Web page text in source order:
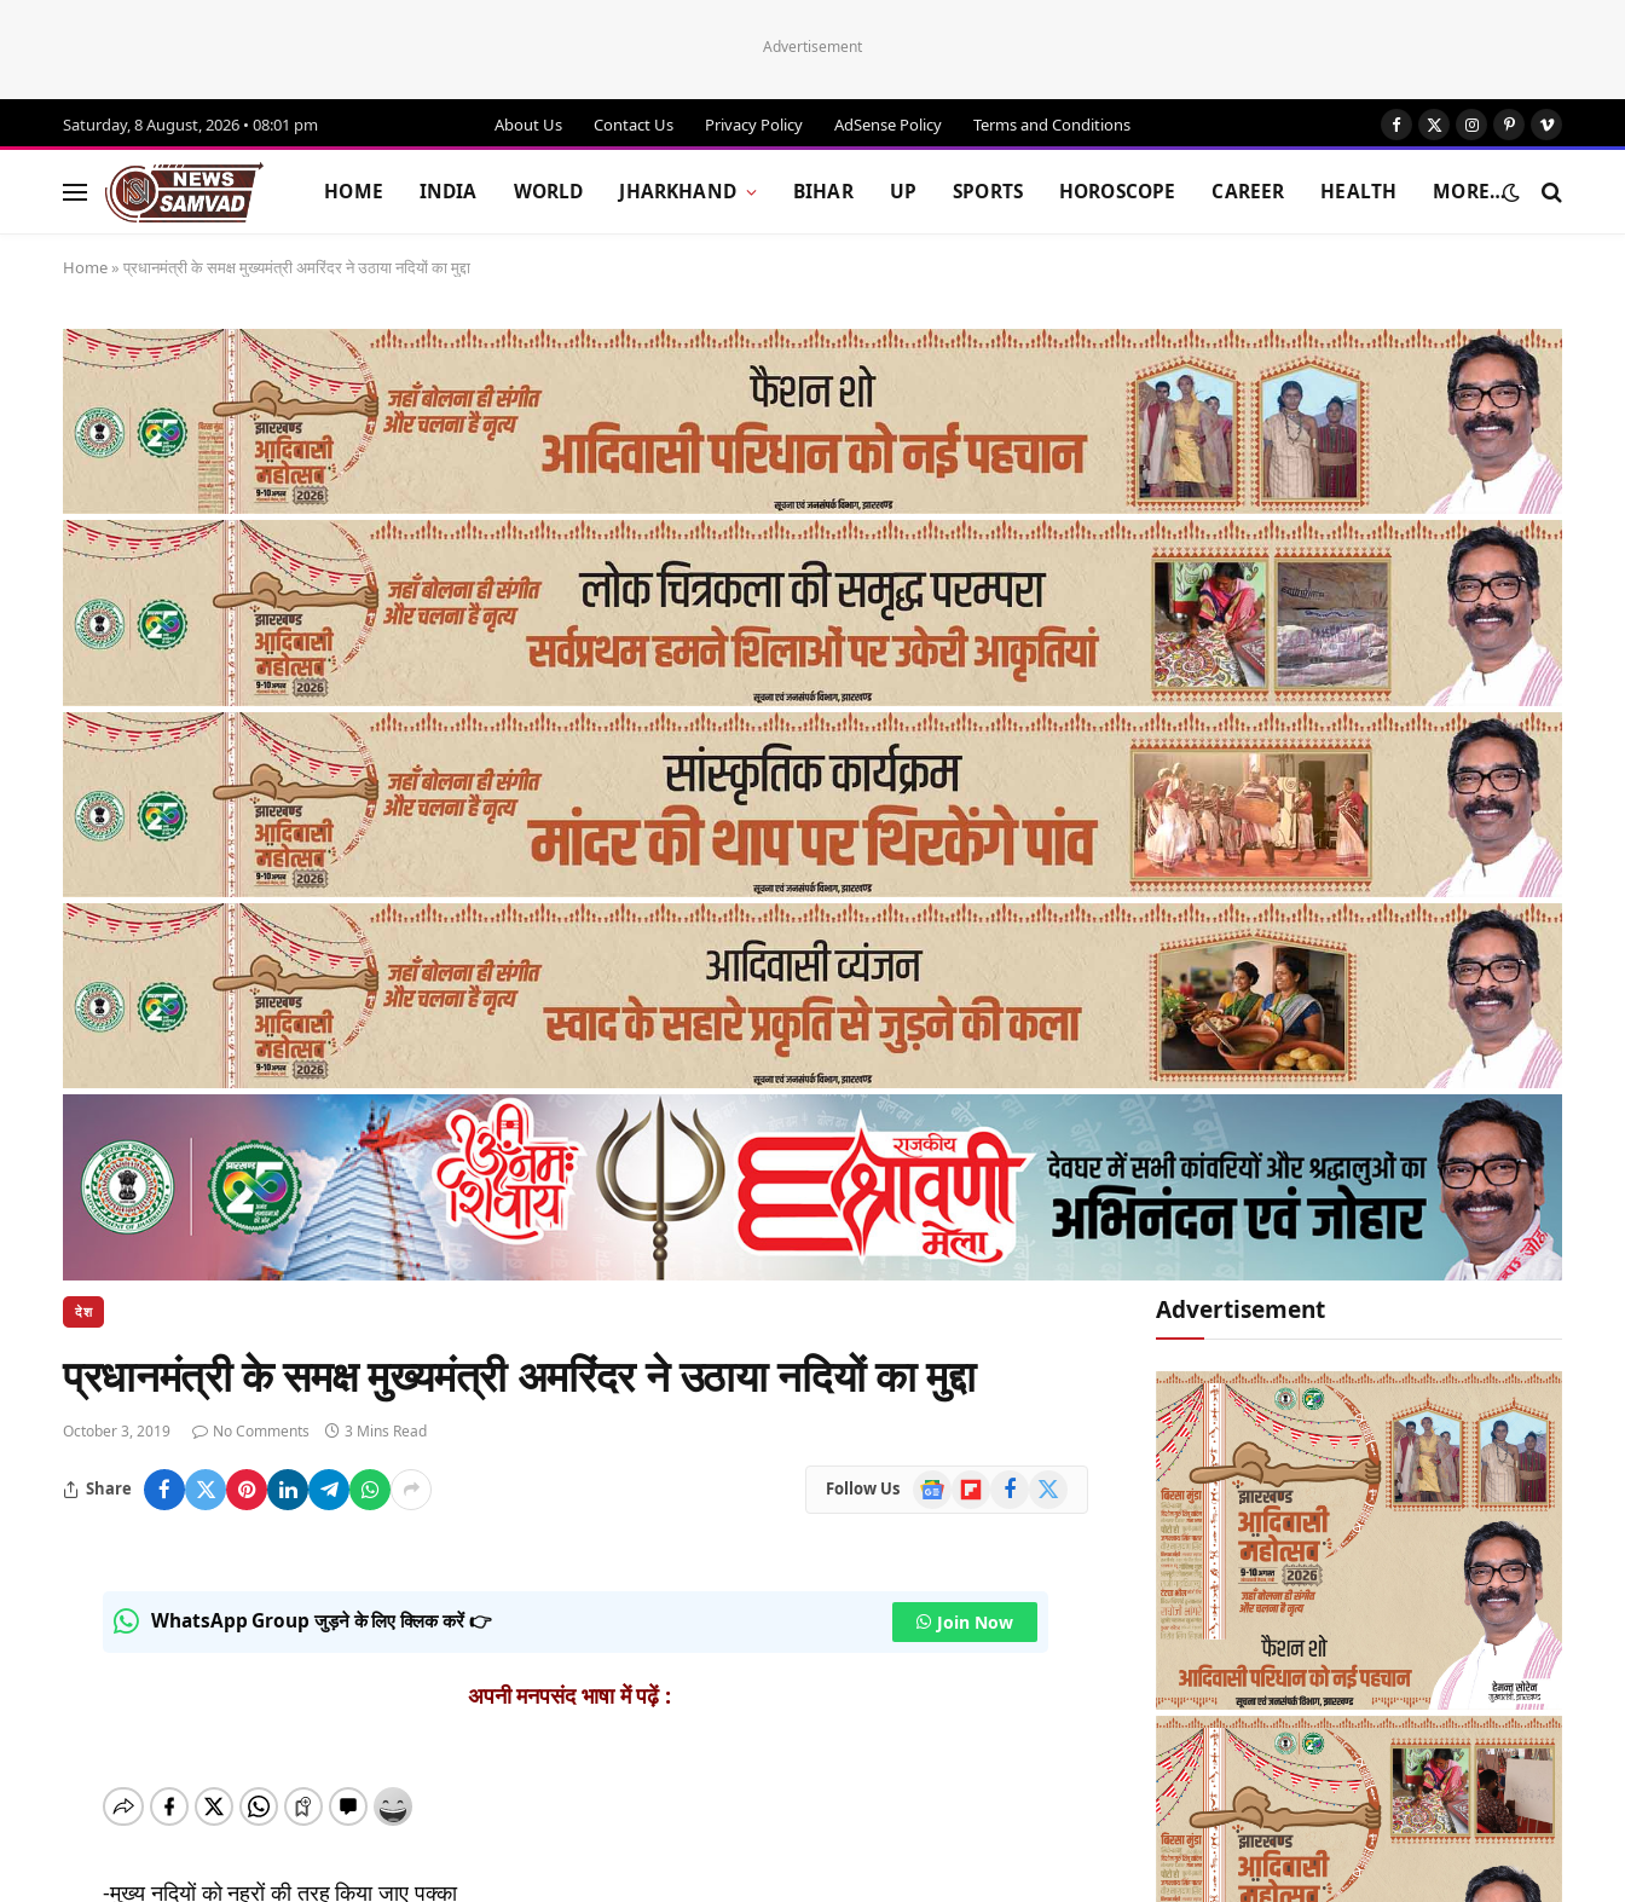
Advertisement
Saturday, 8 August, 2026 • 08:01 pm About Us Contact Us Privacy Policy AdSense Policy Terms and Conditions Facebook
X
Instagram
Pinterest
Vimeo
HOME INDIA WORLD JHARKHAND BIHAR UP SPORTS HOROSCOPE CAREER HEALTH MORE…
Home » प्रधानमंत्री के समक्ष मुख्यमंत्री अमरिंदर ने उठाया नदियों का मुद्दा
देश
प्रधानमंत्री के समक्ष मुख्यमंत्री अमरिंदर ने उठाया नदियों का मुद्दा
October 3, 2019 No Comments 3 Mins Read
Share Follow Us
Google
News
FlipboardFacebook
WhatsApp Group जुड़ने के लिए क्लिक करें 👉 Join Now
अपनी मनपसंद भाषा में पढ़ें :
-मुख्य नदियों को नहरों की तरह किया जाए पक्का
Advertisement